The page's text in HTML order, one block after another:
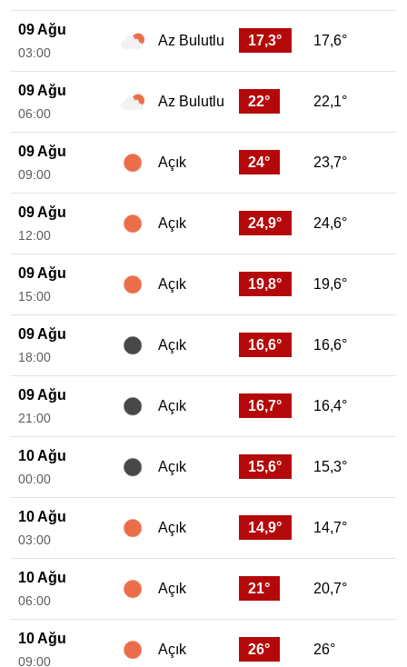
09 Ağu
03:00
Az Bulutlu 17,3° 17,6°
09 Ağu
06:00
Az Bulutlu 22° 22,1°
09 Ağu
09:00
Açık 24° 23,7°
09 Ağu
12:00
Açık 24,9° 24,6°
09 Ağu
15:00
Açık 19,8° 19,6°
09 Ağu
18:00
Açık 16,6° 16,6°
09 Ağu
21:00
Açık 16,7° 16,4°
10 Ağu
00:00
Açık 15,6° 15,3°
10 Ağu
03:00
Açık 14,9° 14,7°
10 Ağu
06:00
Açık 21° 20,7°
10 Ağu
09:00
Açık 26° 26°